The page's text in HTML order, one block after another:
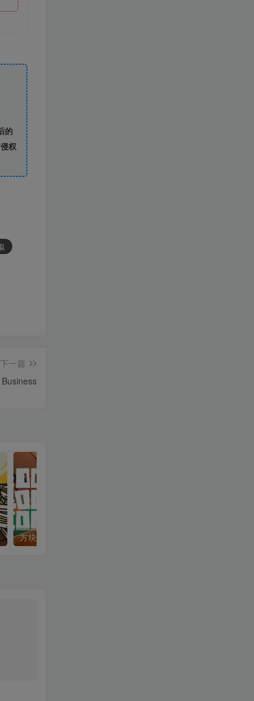
的
权
下一篇
方块方块方块/Block Block Block